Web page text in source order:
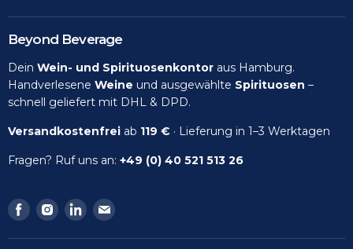
Beyond Beverage
Dein Wein- und Spirituosenkontor aus Hamburg.
Handverlesene Weine und ausgewählte Spirituosen –
schnell geliefert mit DHL & DPD.
Versandkostenfrei ab 119 € · Lieferung in 1–3 Werktagen
Fragen? Ruf uns an: +49 (0) 40 521 513 26
Finden
Sie
uns
Finden
Sie
uns
Finden
Sie
uns
Finden
uns